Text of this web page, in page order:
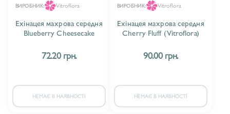
ВИРОБНИК: Vitroflora
Ехінацея махрова середня
Blueberry Cheesecake
72.20 грн.
НЕМАЄ В НАЯВНОСТІ
ВИРОБНИК: Vitroflora
Ехінацея махрова середня
Cherry Fluff (Vitroflora)
90.00 грн.
НЕМАЄ В НАЯВНОСТІ